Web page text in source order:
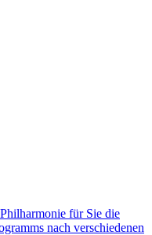
für Sie die
nach verschiedenen